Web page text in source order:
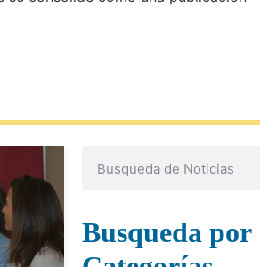
Busqueda por